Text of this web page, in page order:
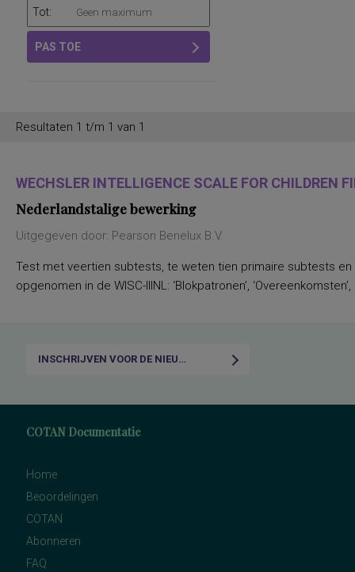
Tot:
PAS TOE
Resultaten 1 t/m 1 van 1
WECHSLER INTELLIGENCE SCALE FOR CHILDREN
Nederlandstalige bewerking
Uitgegeven door: Pearson Benelux B.V.
Test met veertien subtests, te weten tien primaire subtests
opgenomen in de WISC-IIINL: ‘Blokpatronen’,
INSCHRIJVEN VOOR DE NIEUWSBRIEF
COTAN Documentatie
Home
Beoordelingen
COTAN
Abonneren
FAQ